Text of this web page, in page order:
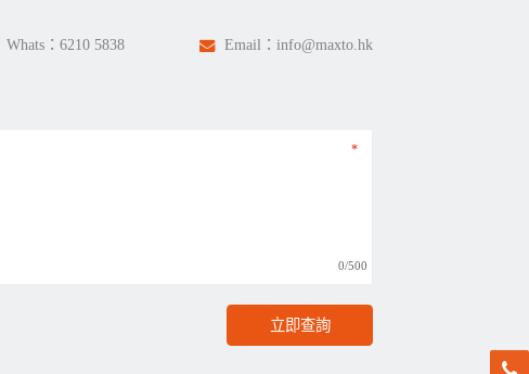
Whats： 6210 5838 Email： info@maxto.hk
0/500
立即查詢